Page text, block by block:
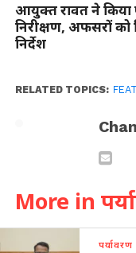
आयुक्त रावत ने
निरीक्षण, अफसरों को
निर्देश
RELATED TOPICS:
More in
पर्यावरण